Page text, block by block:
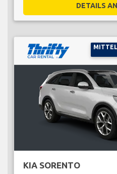
DETAILS
KIA SORENTO